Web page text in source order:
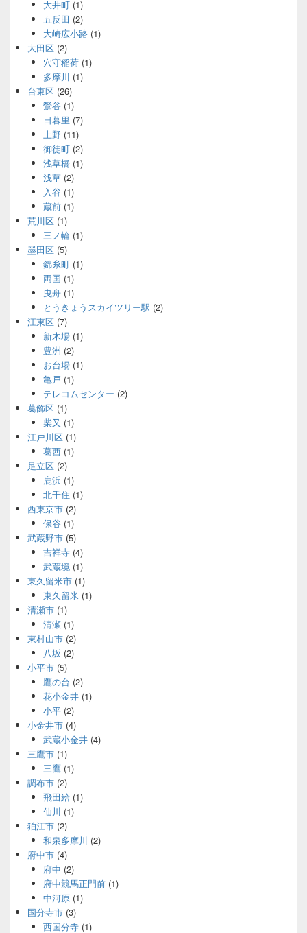
大井町(1)
五反田 (2)
大崎広小路(1)
大田区 (2)
穴守稲荷(1)
多摩川 (1)
台東区 (26)
鶯谷(1)
日暮里 (7)
上野(11)
御徒町(2)
浅草橋(1)
浅草(2)
入谷(1)
蔵前(1)
荒川区 (1)
三ノ輪(1)
墨田区 (5)
錦糸町(1)
両国 (1)
曳舟(1)
とうきょうスカイツリー駅 (2)
江東区 (7)
新木場(1)
豊洲 (2)
お台場(1)
亀戸 (1)
テレコムセンター (2)
葛飾区 (1)
柴又 (1)
江戸川区 (1)
葛西(1)
足立区 (2)
鹿浜(1)
北千住 (1)
西東京市 (2)
保谷(1)
武蔵野市 (5)
吉祥寺(4)
武蔵境(1)
東久留米市 (1)
東久留米(1)
清瀬市 (1)
清瀬(1)
東村山市 (2)
八坂 (2)
小平市 (5)
鷹の台 (2)
花小金井(1)
小平(2)
小金井市 (4)
武蔵小金井(4)
三鷹市 (1)
三鷹(1)
調布市 (2)
飛田給(1)
仙川 (1)
狛江市 (2)
和泉多摩川 (2)
府中市 (4)
府中 (2)
府中競馬正門前(1)
中河原(1)
国分寺市 (3)
西国分寺(1)